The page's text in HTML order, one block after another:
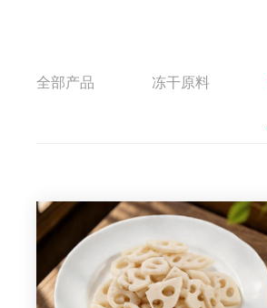
全部产品 冻干原料